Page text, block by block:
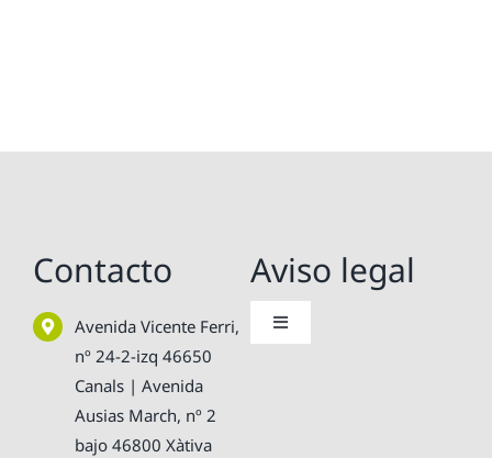
Contacto
Avenida Vicente Ferri,
nº 24-2-izq 46650
Canals | Avenida
Ausias March, nº 2
bajo 46800 Xàtiva
Aviso legal
Toggle